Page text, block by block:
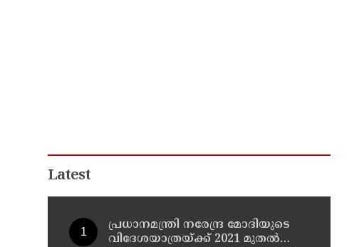
Latest
പ്രധാനമന്ത്രി നരേന്ദ്ര മോദിയുടെ
വിദേശയാത്രയ്ക്ക് 2021 മുതല്‍